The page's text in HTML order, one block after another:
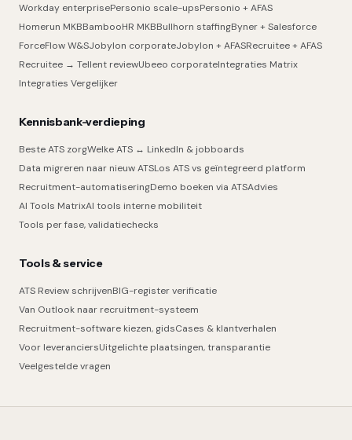
Workday enterprisePersonio scale-upsPersonio + AFAS
Homerun MKBBambooHR MKBBullhorn staffingByner + Salesforce
ForceFlow W&SJobylon corporateJobylon + AFASRecruitee + AFAS
Recruitee → Tellent reviewUbeeo corporateIntegraties Matrix
Integraties Vergelijker
Kennisbank-verdieping
Beste ATS zorgWelke ATS ↔ LinkedIn & jobboards
Data migreren naar nieuw ATSLos ATS vs geïntegreerd platform
Recruitment-automatiseringDemo boeken via ATSAdvies
AI Tools MatrixAI tools interne mobiliteit
Tools per fase, validatiechecks
Tools & service
ATS Review schrijvenBIG-register verificatie
Van Outlook naar recruitment-systeem
Recruitment-software kiezen, gidsCases & klantverhalen
Voor leveranciersUitgelichte plaatsingen, transparantie
Veelgestelde vragen